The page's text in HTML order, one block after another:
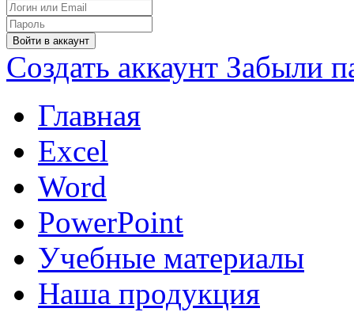
Войти в аккаунт
Создать аккаунт Забыли
Главная
Excel
Word
PowerPoint
Учебные материалы
Наша продукция